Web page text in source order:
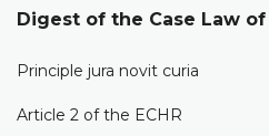
Digest of the Case Law of
Principle jura novit curia
Article 2 of the ECHR